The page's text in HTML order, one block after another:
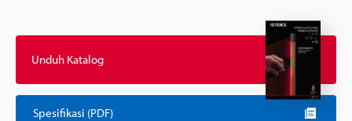
Unduh Katalog
Spesifikasi (PDF)